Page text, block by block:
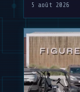
5 août 2026